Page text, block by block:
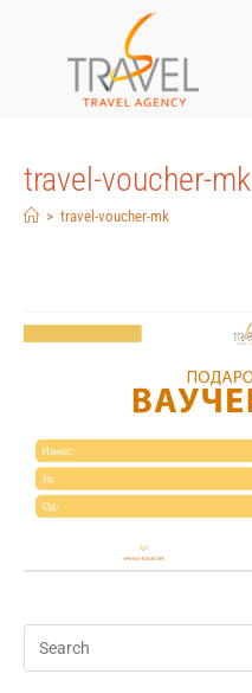
travel-voucher-mk
> travel-voucher-mk